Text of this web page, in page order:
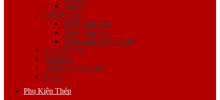
Thép H
THÉP TẤM
Thép Tấm Trơn
Thép Tấm Gân
Thép Tấm Nhập Khẩu
Cọc Cừ Thép
Thép Đặc
Thép Ray Cầu Trục
Xà Gồ
Phụ Kiện Thép